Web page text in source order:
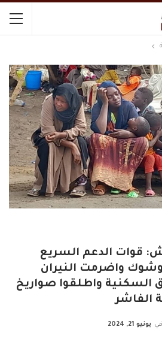
قوات الدعم السريع
واضرمت النيران
السكنية واطلقوا صواريخ
الفاشر
في يونيو 21, 2024